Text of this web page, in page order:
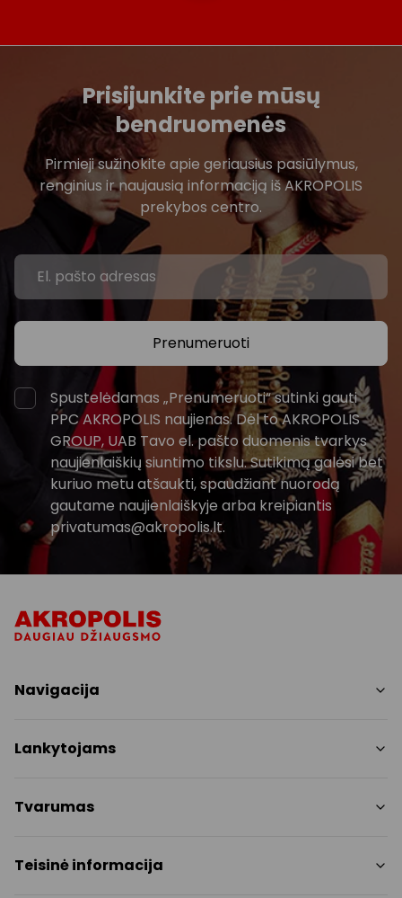
Prisijunkite prie mūsų
bendruomenės
Pirmieji sužinokite apie geriausius pasiūlymus,
renginius ir naujausią informaciją iš AKROPOLIS
prekybos centro.
Prenumeruoti
Spustelėdamas „Prenumeruoti“ sutinki gauti
PPC AKROPOLIS naujienas. Dėl to AKROPOLIS
GROUP, UAB Tavo el. pašto duomenis tvarkys
naujienlaiškių siuntimo tikslu. Sutikimą galėsi bet
kuriuo metu atšaukti, spaudžiant nuorodą
gautame naujienlaiškyje arba kreipiantis
privatumas@akropolis.lt.
Navigacija
Paslaugos
Pramogos
Lankytojams
Nemokami patogumai
Kontaktai
Tvarumas
Tvarumo ataskaita
Teisinė informacija